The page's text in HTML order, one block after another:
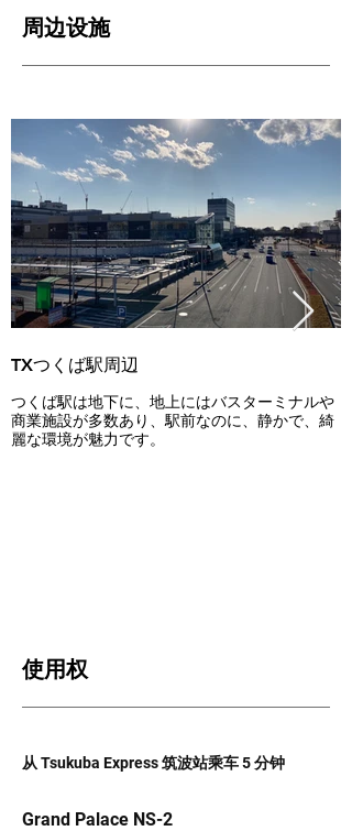
周边设施
TXつくば駅周辺
つくば駅は地下に、地上にはバスターミナルや
商業施設が多数あり、駅前なのに、静かで、綺
麗な環境が魅力です。
使用权
从 Tsukuba Express 筑波站乘车 5 分钟
Grand Palace NS-2